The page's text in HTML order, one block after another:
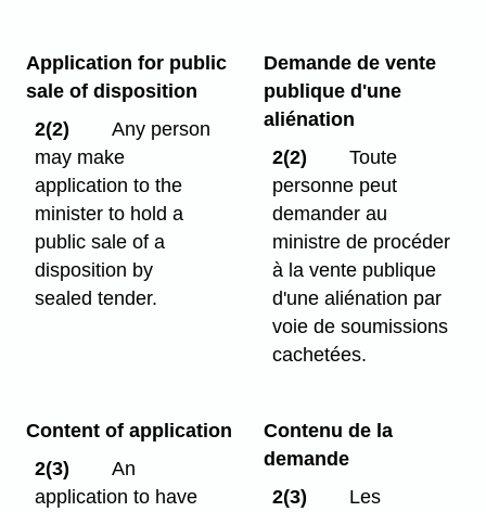
Application for public
sale of disposition
2(2)
Any person
may make
application to the
minister to hold a
public sale of a
disposition by
sealed tender.
Demande de vente
publique d'une
aliénation
2(2)
Toute
personne peut
demander au
ministre de procéder
à la vente publique
d'une aliénation par
voie de soumissions
cachetées.
Content of application
2(3)
An
application to have
Contenu de la
demande
2(3)
Les